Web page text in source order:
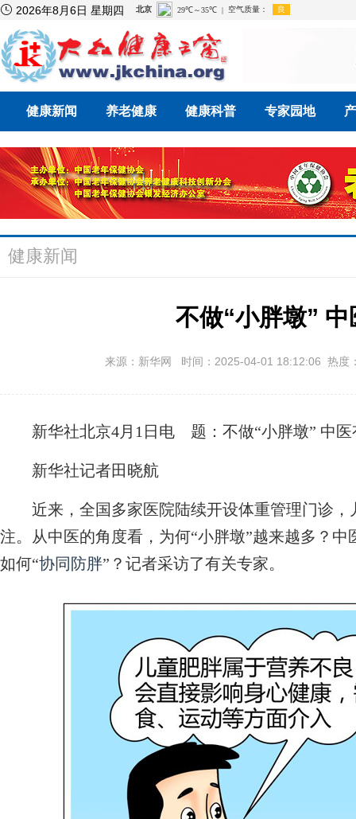
 2026年8月6日 星期四
健康新闻 养老健康 健康科普 专家园地
健康新闻
不做“小胖墩”
来源：新华网 时间：2025-04-01 18:12:06 热度
新华社北京4月1日电 题：不做“小胖墩” 中
新华社记者田晓航
近来，全国多家医院陆续开设体重管理门诊，
注。从中医的角度看，为何“小胖墩”越来越多？
如何“协同防胖”？记者采访了有关专家。